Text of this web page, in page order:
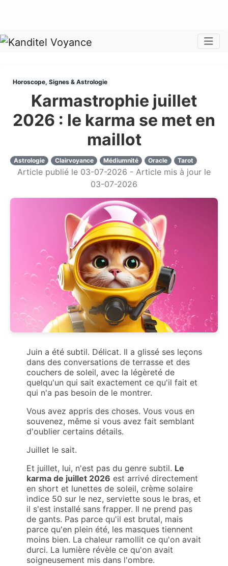
Horoscope, Signes & Astrologie
Karmastrophie juillet
2026 : le karma se met en
maillot
Astrologie Clairvoyance Médiumnité Oracle Tarot
Article publié le 03-07-2026 - Article mis à jour le
03-07-2026
Juin a été subtil. Délicat. Il a glissé ses leçons
dans des conversations de terrasse et des
couchers de soleil, avec la légèreté de
quelqu'un qui sait exactement ce qu'il fait et
qui n'a pas besoin de le montrer.
Vous avez appris des choses. Vous vous en
souvenez, même si vous avez fait semblant
d'oublier certains détails.
Juillet le sait.
Et juillet, lui, n'est pas du genre subtil. Le
karma de juillet 2026 est arrivé directement
en short et lunettes de soleil, crème solaire
indice 50 sur le nez, serviette sous le bras, et
il s'est installé sans frapper. Il ne prend pas
de gants. Pas parce qu'il est brutal, mais
parce qu'en plein été, les masques tiennent
moins bien. La chaleur ramollit ce qu'on avait
durci. La lumière révèle ce qu'on avait
soigneusement mis dans l'ombre.